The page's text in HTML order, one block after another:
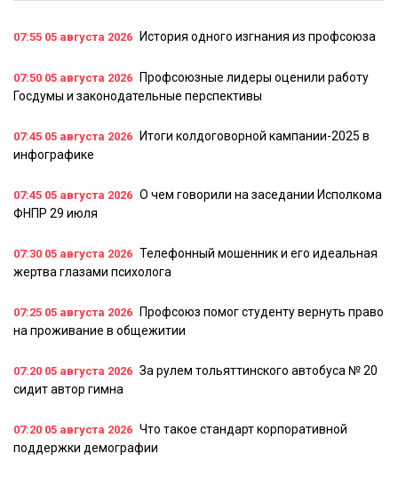
07:55 05 августа 2026 История одного изгнания из профсоюза
07:50 05 августа 2026
Профсоюзные лидеры оценили работу
Госдумы и законодательные перспективы
07:45 05 августа 2026
Итоги колдоговорной кампании-2025 в
инфографике
07:45 05 августа 2026 О чем говорили на заседании Исполкома
ФНПР 29 июля
07:30 05 августа 2026 Телефонный мошенник и его идеальная
жертва глазами психолога
07:25 05 августа 2026
Профсоюз помог студенту вернуть право
на проживание в общежитии
07:20 05 августа 2026 За рулем тольяттинского автобуса № 20
сидит автор гимна
07:20 05 августа 2026 Что такое стандарт корпоративной
поддержки демографии